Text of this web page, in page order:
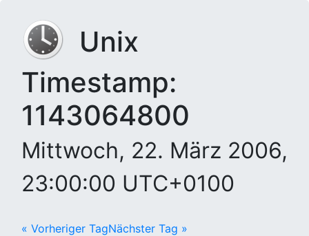
Unix
Timestamp:
1143064800
Mittwoch, 22. März 2006,
23:00:00 UTC+0100
« Vorheriger TagNächster Tag »